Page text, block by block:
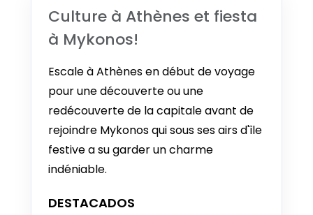
24 AGO - 31 AGO 2026
Desde €1.080
25 AGO - 1 SEP 2026
26 AGO - 2 SEP 2026
Desde €1.080
27 AGO - 3 SEP 2026
28 AGO - 4 SEP 2026
Culture à Athènes et fiesta
à Mykonos!
Escale à Athènes en début de voyage
pour une découverte ou une
redécouverte de la capitale avant de
rejoindre Mykonos qui sous ses airs d'île
festive a su garder un charme
indéniable.
DESTACADOS